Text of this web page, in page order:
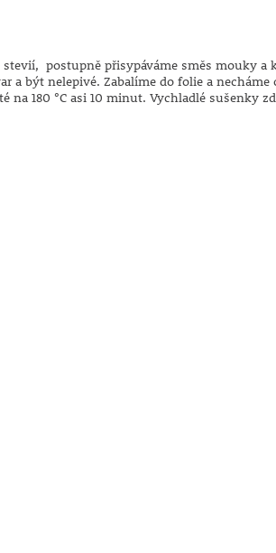
postupně přisypáváme směs mouky
a být nelepivé. Zabalíme do folie a
na 180 °C asi 10 minut. Vychladlé sušenky